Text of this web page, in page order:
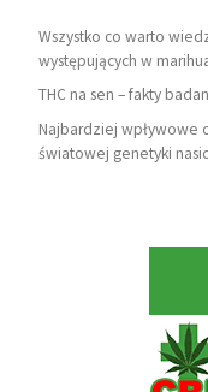
Wszystko co warto
występujących w
THC na sen – fakty
Najbardziej wpływowe
światowej genetyki